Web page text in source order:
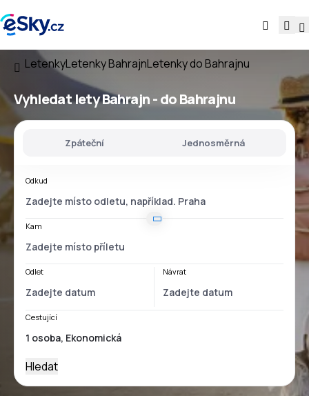
LetenkyLetenky BahrajnLetenky do Bahrajnu
Vyhledat letyBahrajn - do Bahrajnu
Zpáteční Jednosměrná
Odkud
Kam
Odlet Návrat
Cestující
Hledat